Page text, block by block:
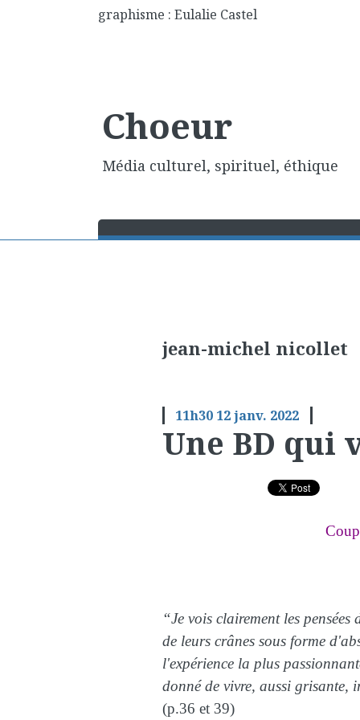
graphisme : Eulalie Castel
Choeur
Média culturel, spirituel, éthique
jean-michel nicollet
11h30 12janv. 2022
Une BD qui
“Je vois clairement les
de leurs crânes sous forme
l'expérience la plus
donné de vivre, aussi grisante,
(p.36 et 39)